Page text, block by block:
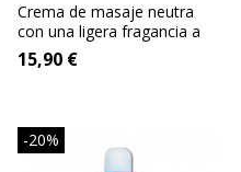
Crema de masaje neutra
con una ligera fragancia a
madreselva, la favorita de...
15,90 €
-20%